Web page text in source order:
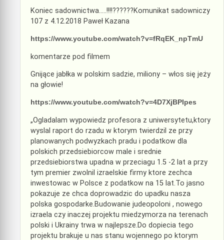
Koniec sadownictwa…..!!!!??????Komunikat sadowniczy
107 z 4.12.2018 Paweł Kazana
https://www.youtube.com/watch?v=fRqEK_npTmU
komentarze pod filmem
Gnijące jabłka w polskim sadzie, miliony – włos się jeży
na głowie!
https://www.youtube.com/watch?v=4D7XjBPIpes
„Ogladalam wypowiedz profesora z uniwersytetu,ktory
wyslal raport do rzadu w ktorym twierdzil ze przy
planowanych podwyzkach pradu i podatkow dla
polskich przedsiebiorcow male i srednie
przedsiebiorstwa upadna w przeciagu 1.5 -2 lat a przy
tym premier zwolnil izraelskie firmy ktore zechca
inwestowac w Polsce z podatkow na 15 lat.To jasno
pokazuje ze chca doprowadzic do upadku nasza
polska gospodarke.Budowanie judeopoloni , nowego
izraela czy inaczej projektu miedzymorza na terenach
polski i Ukrainy trwa w najlepsze.Do dopiecia tego
projektu brakuje u nas stanu wojennego po ktorym